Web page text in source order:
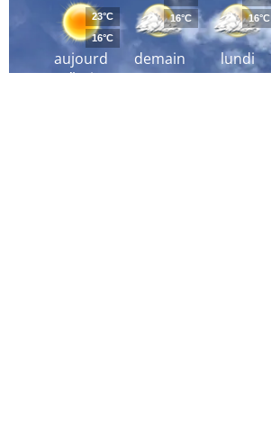
aujourd
´hui
23°C
16°C
demain
16°C
lundi
16°C